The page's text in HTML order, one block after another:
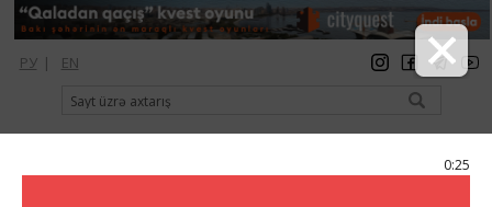
0:24
РУ | EN
qeydiyyat giriş Citylife Magazine